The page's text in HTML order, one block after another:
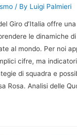
/ By Luigi Palmieri
Giro d’Italia offre
le dinamiche
al mondo. Per noi
cifre, ma
di squadra e
Rosa. Analisi delle